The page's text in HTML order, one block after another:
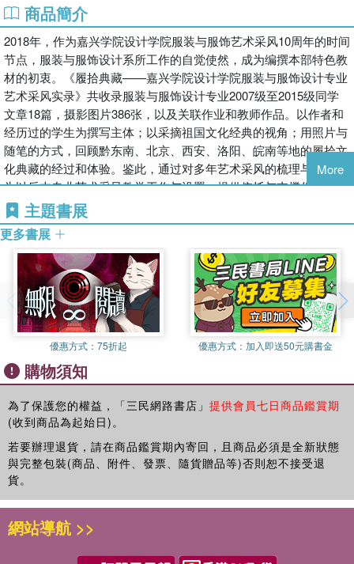
商品簡介
2018年，作为嘉兴学院设计学院服装与服饰艺术采风10周年的时间
节点，服装与服饰设计系所工作的自觉使然，成为编撰本部特色教
材的初衷。《履拾典藏——嘉兴学院设计学院服装与服饰设计专业
艺术采风实录》共收录服装与服饰设计专业2007级至2015级同学
文章18篇，摄影图片386张，以及关联作业和教师作品。以作者和
经历过的学生为撰写主体；以采摘祖国文化经典的视角；用照片与
随笔的方式，回顾黔东南、北京、西安、洛阳、皖南等地的履拾文
化典藏的经过和体验。鉴此，通过对多年艺术采风的梳理与省思，
为以后本专业艺术采风教学工作与设置，提供依托与支撑作用。
《履拾典藏——嘉兴学院设计学院服装与服饰设计专业艺术采风实
录》适合艺术设计爱好者、服装设计师学习，也可作为艺术设计专
业艺术采风参考教材、服装与服饰设计专业艺术采风参考教材使
用。
More
主題書展
更多書展
優惠方式： 75折起 優惠方式： 加入即送50元購書金
購物須知
為了保護您的權益，「三民網路書店」 提供會員七日商品鑑賞期
(收到商品為起始日)。
若要辦理退貨，請在商品鑑賞期內寄回，且商品必須是全新狀態
與完整包裝(商品、附件、發票、隨貨贈品等)否則恕不接受退
貨。
網站導航 >>